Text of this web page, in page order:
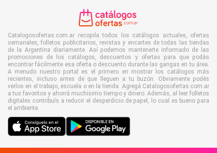
Catalogosofertas.com.ar recopila todos los catálogos actuales, ofertas
semanales, folletos publicitarios, revistas y encartes de todas las tiendas
de la Argentina diariamente. Así podemos mantenerte informado de las
promociones de los catálogos, descuentos y ofertas para que podás
encontrar fácilmente esa oferta o descuento durante las gangas en tu área.
A menudo nuestro portal es el primero en mostrar los catálogos más
recientes, incluso antes de que lleguen a tu buzón. Obviamente podés
verlos en el trabajo, escuela o en la tienda. Agregá Catalogosofertas.com.ar
a tus favoritos y ahorrá muchísimo tiempo y dinero. Además, al leer folletos
digitales contribuís a reducir el desperdicio de papel, lo cual es bueno para
el ambiente.